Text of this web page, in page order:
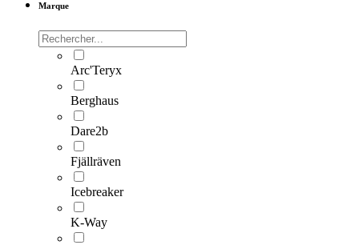
Marque
Arc'Teryx
Berghaus
Dare2b
Fjällräven
Icebreaker
K-Way